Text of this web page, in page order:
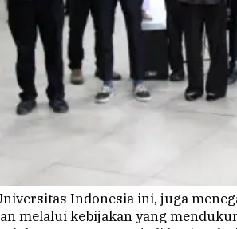
Indonesia ini, juga
melalui kebijakan yang